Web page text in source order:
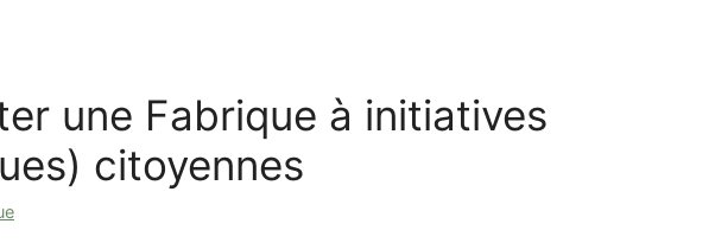
une Fabrique à initiatives
citoyennes